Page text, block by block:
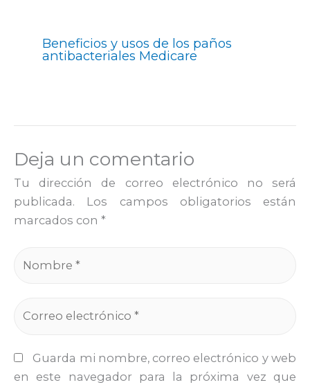
Beneficios y usos de los paños
antibacteriales Medicare
Deja un comentario
Tu dirección de correo electrónico no será
publicada.
Los campos obligatorios están
marcados con *
Guarda mi nombre, correo electrónico y web
en este navegador para la próxima vez que